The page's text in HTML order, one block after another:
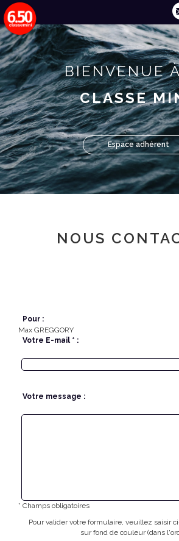
BIENVENUE
CLASSE
Espace adhérent
NOUS
Pour :
Max GREGGORY
Votre E-mail * :
Votre message :
* Champs obligatoires
Pour valider votre formulaire, veuillez saisir
sur fond de couleur (dans